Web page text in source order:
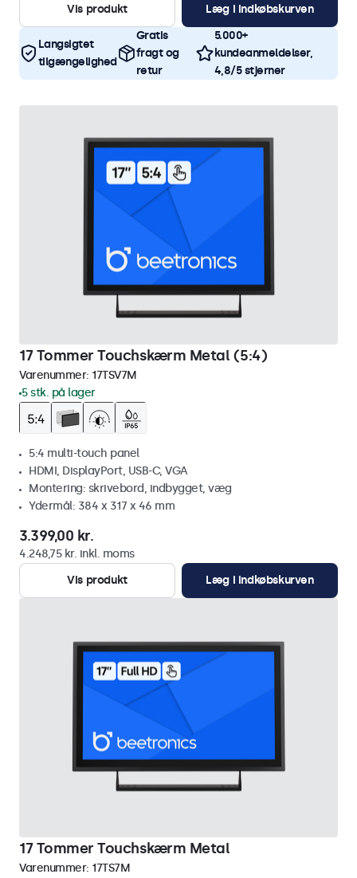
Vis produkt Læg i indkøbskurven
Langsigtet
tilgængelighed
Gratis
fragt og
retur
5.000+
kundeanmeldelser,
4,8/5 stjerner
17 Tommer Touchskærm Metal (5:4)
Varenummer: 17TSV7M
5 stk. på lager
5:4 multi-touch panel
HDMI, DisplayPort, USB-C, VGA
Montering: skrivebord, indbygget, væg
Ydermål: 384 x 317 x 46 mm
3.399,00 kr.
4.248,75 kr. inkl. moms
Vis produkt
Læg i indkøbskurven
17 Tommer Touchskærm Metal
Varenummer: 17TS7M